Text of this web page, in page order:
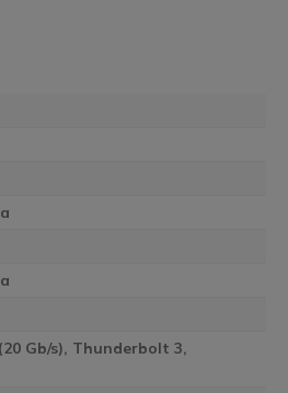
Gb/s), Thunderbolt 3,